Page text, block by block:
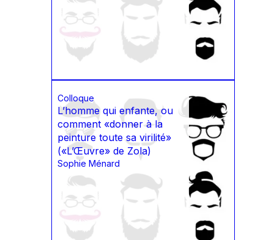
Colloque
L’homme qui enfante, ou
comment «donner à la
peinture toute sa virilité»
(«L’Œuvre» de Zola)
Sophie Ménard